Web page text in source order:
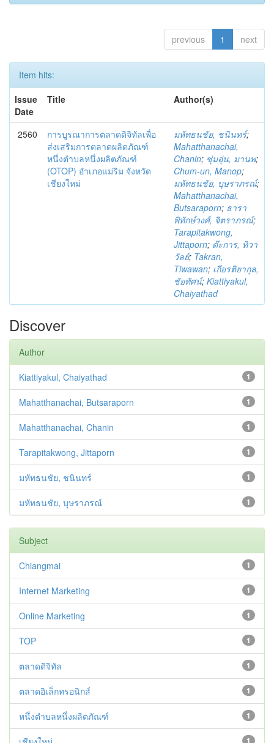
previous 1 next
Item hits:
Issue
Date
Title Author(s)
2560
การบูรณาการตลาดดิจิทัลเพื่อ
ส่งเสริมการตลาดผลิตภัณฑ์
หนึ่งตำบลหนึ่งผลิตภัณฑ์
(OTOP) อำเภอแม่ริม จังหวัด
เชียงใหม่
มหัทธนชัย, ชนินทร์;
Mahatthanachai,
Chanin; ชุ่มอุ่น, มานพ;
Chum-un, Manop;
มหัทธนชัย, บุษราภรณ์;
Mahatthanachai,
Butsaraporn; ธารา
พิทักษ์วงศ์, จิตราภรณ์;
Tarapitakwong,
Jittaporn; ต๊ะการ, ทิวา
วัลย์; Takran,
Tiwawan; เกียรติยากุล,
ชัยทัศน์; Kiattiyakul,
Chaiyathad
Discover
Author
1
Kiattiyakul, Chaiyathad
1
Mahatthanachai, Butsaraporn
1
Mahatthanachai, Chanin
1
Tarapitakwong, Jittaporn
1
มหัทธนชัย, ชนินทร์
1
มหัทธนชัย, บุษราภรณ์
Subject
1
Chiangmai
1
Internet Marketing
1
Online Marketing
1
TOP
1
ตลาดดิจิทัล
1
ตลาดอิเล็กทรอนิกส์
1
หนึ่งตำบลหนึ่งผลิตภัณฑ์
1